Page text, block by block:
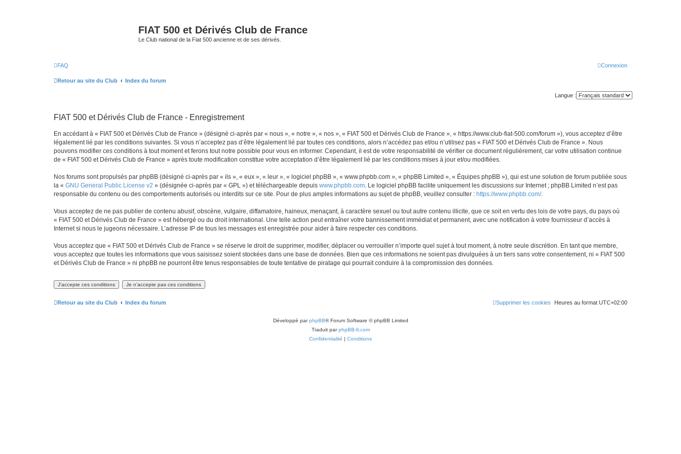
FIAT 500 et Dérivés Club de France
Le Club national de la Fiat 500 ancienne et de ses dérivés.
FAQ Connexion
Retour au site du Club Index du forum
Langue :
FIAT 500 et Dérivés Club de France - Enregistrement
En accédant à « FIAT 500 et Dérivés Club de France » (désigné ci-après par « nous », « notre », « nos », « FIAT 500 et Dérivés Club de France », « https://www.club-fiat-500.com/forum »), vous acceptez d’être
légalement lié par les conditions suivantes. Si vous n’acceptez pas d’être légalement lié par toutes ces conditions, alors n’accédez pas et/ou n’utilisez pas « FIAT 500 et Dérivés Club de France ». Nous
pouvons modifier ces conditions à tout moment et ferons tout notre possible pour vous en informer. Cependant, il est de votre responsabilité de vérifier ce document régulièrement, car votre utilisation continue
de « FIAT 500 et Dérivés Club de France » après toute modification constitue votre acceptation d’être légalement lié par les conditions mises à jour et/ou modifiées.
Nos forums sont propulsés par phpBB (désigné ci-après par « ils », « eux », « leur », « logiciel phpBB », « www.phpbb.com », « phpBB Limited », « Équipes phpBB »), qui est une solution de forum publiée sous
la « GNU General Public License v2 » (désignée ci-après par « GPL ») et téléchargeable depuis www.phpbb.com. Le logiciel phpBB facilite uniquement les discussions sur Internet ; phpBB Limited n’est pas
responsable du contenu ou des comportements autorisés ou interdits sur ce site. Pour de plus amples informations au sujet de phpBB, veuillez consulter : https://www.phpbb.com/.
Vous acceptez de ne pas publier de contenu abusif, obscène, vulgaire, diffamatoire, haineux, menaçant, à caractère sexuel ou tout autre contenu illicite, que ce soit en vertu des lois de votre pays, du pays où
« FIAT 500 et Dérivés Club de France » est hébergé ou du droit international. Une telle action peut entraîner votre bannissement immédiat et permanent, avec une notification à votre fournisseur d’accès à
Internet si nous le jugeons nécessaire. L’adresse IP de tous les messages est enregistrée pour aider à faire respecter ces conditions.
Vous acceptez que « FIAT 500 et Dérivés Club de France » se réserve le droit de supprimer, modifier, déplacer ou verrouiller n’importe quel sujet à tout moment, à notre seule discrétion. En tant que membre,
vous acceptez que toutes les informations que vous saisissez soient stockées dans une base de données. Bien que ces informations ne soient pas divulguées à un tiers sans votre consentement, ni « FIAT 500
et Dérivés Club de France » ni phpBB ne pourront être tenus responsables de toute tentative de piratage qui pourrait conduire à la compromission des données.
Retour au site du Club Index du forum Heures au format UTC+02:00
Supprimer les cookies
Développé parphpBB® Forum Software © phpBB Limited
Traduit parphpBB-fr.com
Confidentialité | Conditions